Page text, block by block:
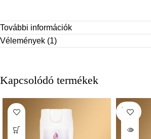
További információk
Vélemények (1)
Kapcsolódó termékek
SOLD
OUT